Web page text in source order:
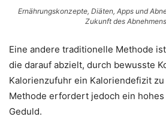
Ernährungskonzepte, Diäten, Apps und
Zukunft des
Eine andere traditionelle Methode
die darauf abzielt, durch bewusste
Kalorienzufuhr ein Kaloriendefizit
Methode erfordert jedoch ein hohes
Geduld.